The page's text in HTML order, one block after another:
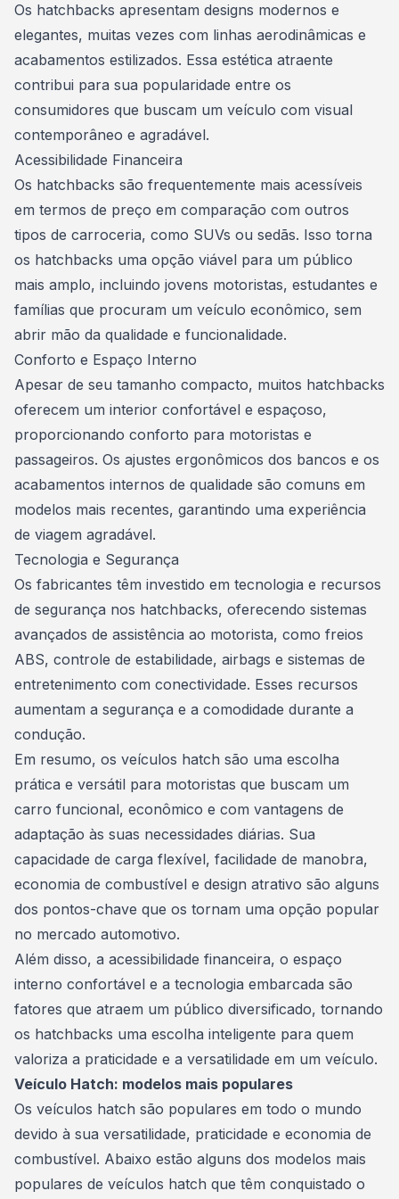
Os hatchbacks apresentam designs modernos e
elegantes, muitas vezes com linhas aerodinâmicas e
acabamentos estilizados. Essa estética atraente
contribui para sua popularidade entre os
consumidores que buscam um veículo com visual
contemporâneo e agradável.
Acessibilidade Financeira
Os hatchbacks são frequentemente mais acessíveis
em termos de preço em comparação com outros
tipos de carroceria, como SUVs ou sedãs. Isso torna
os hatchbacks uma opção viável para um público
mais amplo, incluindo jovens motoristas, estudantes e
famílias que procuram um veículo econômico, sem
abrir mão da qualidade e funcionalidade.
Conforto e Espaço Interno
Apesar de seu tamanho compacto, muitos hatchbacks
oferecem um interior confortável e espaçoso,
proporcionando conforto para motoristas e
passageiros. Os ajustes ergonômicos dos bancos e os
acabamentos internos de qualidade são comuns em
modelos mais recentes, garantindo uma experiência
de viagem agradável.
Tecnologia e Segurança
Os fabricantes têm investido em tecnologia e recursos
de segurança nos hatchbacks, oferecendo sistemas
avançados de assistência ao motorista, como freios
ABS, controle de estabilidade, airbags e sistemas de
entretenimento com conectividade. Esses recursos
aumentam a segurança e a comodidade durante a
condução.
Em resumo, os veículos hatch são uma escolha
prática e versátil para motoristas que buscam um
carro funcional, econômico e com vantagens de
adaptação às suas necessidades diárias. Sua
capacidade de carga flexível, facilidade de manobra,
economia de combustível e design atrativo são alguns
dos pontos-chave que os tornam uma opção popular
no mercado automotivo.
Além disso, a acessibilidade financeira, o espaço
interno confortável e a tecnologia embarcada são
fatores que atraem um público diversificado, tornando
os hatchbacks uma escolha inteligente para quem
valoriza a praticidade e a versatilidade em um veículo.
Veículo Hatch: modelos mais populares
Os veículos hatch são populares em todo o mundo
devido à sua versatilidade, praticidade e economia de
combustível. Abaixo estão alguns dos modelos mais
populares de veículos hatch que têm conquistado o